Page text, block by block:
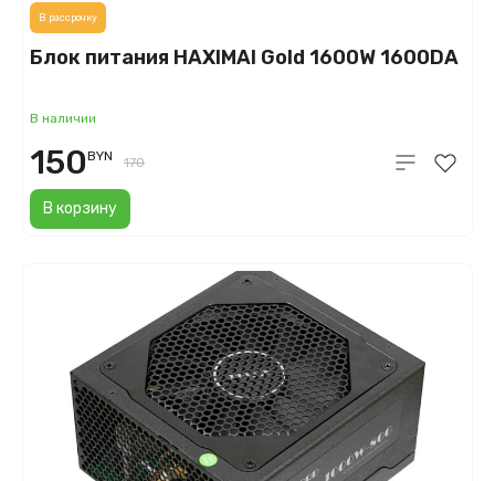
Блок питания HAXIMAI Gold 1600W 1600DA
В наличии
В корзину
В рассрочку
150BYN 170